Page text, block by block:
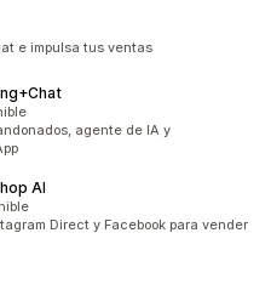
e impulsa tus ventas
agente de IA y
AI
Direct y Facebook para vender